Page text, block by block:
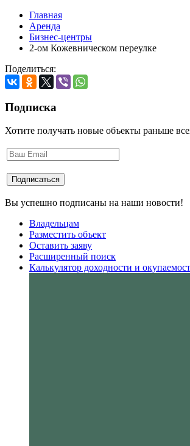
Главная
Аренда
Бизнес-центры
2-ом Кожевническом переулке
Поделиться:
Подписка
Хотите получать новые объекты раньше
Вы успешно подписаны на наши новости!
Владельцам
Разместить объект
Оставить заяву
Расширенный поиск
Калькулятор доходности и